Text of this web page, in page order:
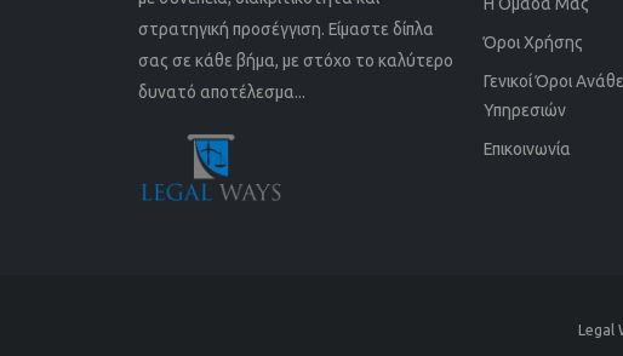
στρατηγική προσέγγιση. Είμαστε δίπλα
σας σε κάθε βήμα, με στόχο το καλύτερο
δυνατό αποτέλεσμα...
Όροι Χρήσης
Γενικοί Όροι
Υπηρεσιών
Επικοινωνία
Legal